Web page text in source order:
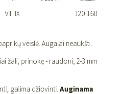
VIII-IX 120-160
veislė. Augalai neaukšti.
žali, prinokę - raudoni, 2-3 mm
galima džiovinti. Auginama